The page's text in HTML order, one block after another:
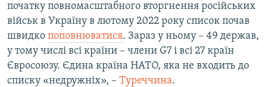
початку повномасштабного вторгнення російських
військ в Україну в лютому 2022 року список почав
швидко поповнюватися. Зараз у ньому – 49 держав,
у тому числі всі країни – члени G7 і всі 27 країн
Євросоюзу. Єдина країна НАТО, яка не входить до
списку «недружніх», – Туреччина.